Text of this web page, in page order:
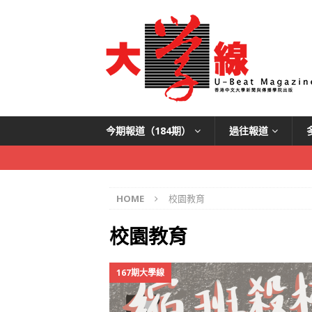
今期報道（184期） 過往報道
HOME 校園教育
校園教育
167期大學線